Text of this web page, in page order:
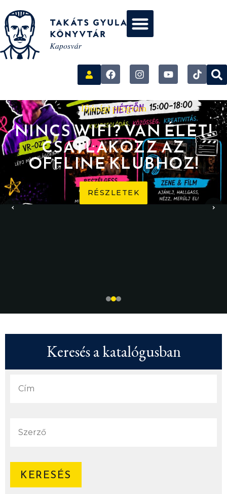
Ifjúsági program
NINCS WIFI? VAN ÉLET!
CSATLAKOZZ AZ
OFFLINE KLUBHOZ!
RÉSZLETEK
‹ ›
Keresés a katalógusban